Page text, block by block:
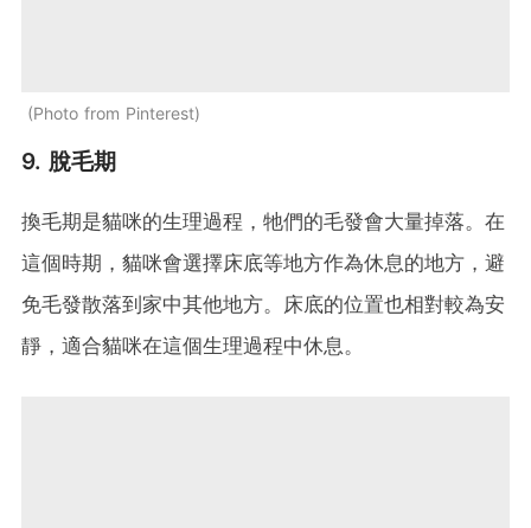
Photo from Pinterest
9. 脫毛期
換毛期是貓咪的生理過程，牠們的毛發會大量掉落。在
這個時期，貓咪會選擇床底等地方作為休息的地方，避
免毛發散落到家中其他地方。床底的位置也相對較為安
靜，適合貓咪在這個生理過程中休息。